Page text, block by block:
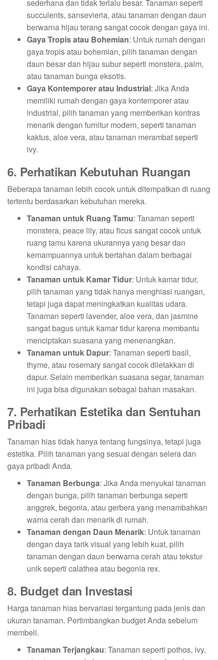
sederhana dan tidak terlalu besar. Tanaman seperti
succulents, sansevieria, atau tanaman dengan daun
berwarna hijau terang sangat cocok dengan gaya ini.
Gaya Tropis atau Bohemian: Untuk rumah dengan
gaya tropis atau bohemian, pilih tanaman dengan
daun besar dan hijau subur seperti monstera, palm,
atau tanaman bunga eksotis.
Gaya Kontemporer atau Industrial: Jika Anda
memiliki rumah dengan gaya kontemporer atau
industrial, pilih tanaman yang memberikan kontras
menarik dengan furnitur modern, seperti tanaman
kaktus, aloe vera, atau tanaman merambat seperti
ivy.
6. Perhatikan Kebutuhan Ruangan
Beberapa tanaman lebih cocok untuk ditempatkan di ruang
tertentu berdasarkan kebutuhan mereka.
Tanaman untuk Ruang Tamu: Tanaman seperti
monstera, peace lily, atau ficus sangat cocok untuk
ruang tamu karena ukurannya yang besar dan
kemampuannya untuk bertahan dalam berbagai
kondisi cahaya.
Tanaman untuk Kamar Tidur: Untuk kamar tidur,
pilih tanaman yang tidak hanya menghiasi ruangan,
tetapi juga dapat meningkatkan kualitas udara.
Tanaman seperti lavender, aloe vera, dan jasmine
sangat bagus untuk kamar tidur karena membantu
menciptakan suasana yang menenangkan.
Tanaman untuk Dapur: Tanaman seperti basil,
thyme, atau rosemary sangat cocok diletakkan di
dapur. Selain memberikan suasana segar, tanaman
ini juga bisa digunakan sebagai bahan masakan.
7. Perhatikan Estetika dan Sentuhan
Pribadi
Tanaman hias tidak hanya tentang fungsinya, tetapi juga
estetika. Pilih tanaman yang sesuai dengan selera dan
gaya pribadi Anda.
Tanaman Berbunga: Jika Anda menyukai tanaman
dengan bunga, pilih tanaman berbunga seperti
anggrek, begonia, atau gerbera yang menambahkan
warna cerah dan menarik di rumah.
Tanaman dengan Daun Menarik: Untuk tanaman
dengan daya tarik visual yang lebih kuat, pilih
tanaman dengan daun berwarna cerah atau tekstur
unik seperti calathea atau begonia rex.
8. Budget dan Investasi
Harga tanaman hias bervariasi tergantung pada jenis dan
ukuran tanaman. Pertimbangkan budget Anda sebelum
membeli.
Tanaman Terjangkau: Tanaman seperti pothos, ivy,